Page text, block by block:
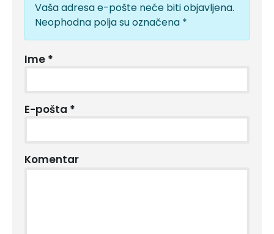
Vaša adresa e-pošte neće biti objavljena.
Neophodna polja su označena *
Ime *
E-pošta *
Komentar